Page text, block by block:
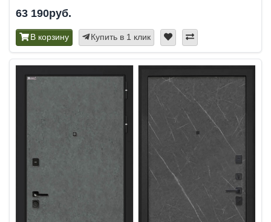
63 190руб.
В корзину Купить в 1 клик